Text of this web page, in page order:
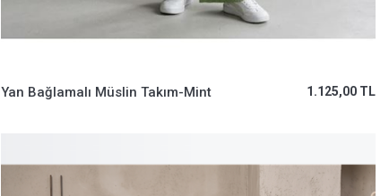
Yan Bağlamalı Müslin Takım-Mint 1.125,00 TL